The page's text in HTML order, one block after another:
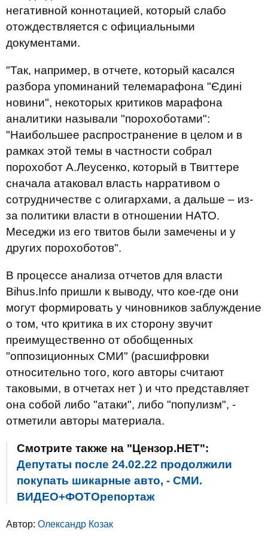
негативной коннотацией, который слабо
отождествляется с официальными
документами.
"Так, например, в отчете, который касался
разбора упоминаний телемарафона "Єдині
новини", некоторых критиков марафона
аналитики называли "порохоботами":
"Наибольшее распространение в целом и в
рамках этой темы в частности собрал
порохобот А.Леусенко, который в Твиттере
сначала атаковал власть нарративом о
сотрудничестве с олигархами, а дальше – из-
за политики власти в отношении НАТО.
Меседжи из его твитов были замечены и у
других порохоботов".
В процессе анализа отчетов для власти
Bihus.Info пришли к выводу, что кое-где они
могут формировать у чиновников заблуждение
о том, что критика в их сторону звучит
преимущественно от обобщенных
"оппозиционных СМИ" (расшифровки
относительно того, кого авторы считают
таковыми, в отчетах нет ) и что представляет
она собой либо "атаки", либо "популизм", -
отметили авторы материала.
Смотрите также на "Цензор.НЕТ":
Депутаты после 24.02.22 продолжили
покупать шикарные авто, - СМИ.
ВИДЕО+ФОТОрепортаж
Автор: Олександр Козак